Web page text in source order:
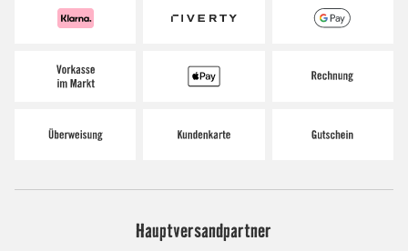
Hauptversandpartner